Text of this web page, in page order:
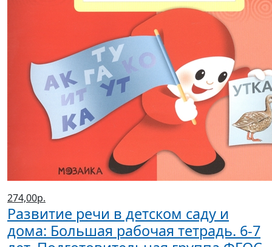
274,00р.
Развитие речи в детском саду и
дома: Большая рабочая тетрадь. 6-7